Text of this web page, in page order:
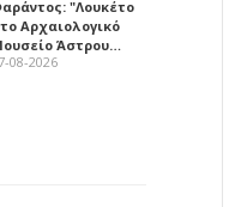
"Λουκέτο
Αρχαιολογικό
Άστρου…
08-2026